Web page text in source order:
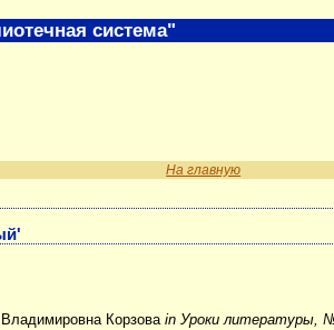
На главную
Корзоваin Уроки литературы,
система"